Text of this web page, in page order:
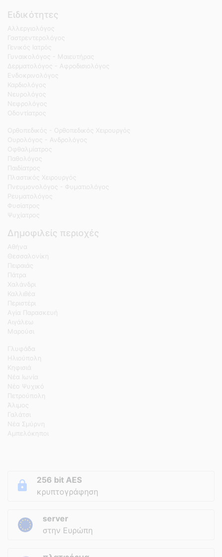
Ειδικότητες
Αλλεργιολόγος
Γαστρεντερολόγος
Γενικός Ιατρός
Γυναικολόγος - Μαιευτήρας
Δερματολόγος - Αφροδισιολόγος
Ενδοκρινολόγος
Καρδιολόγος
Νευρολόγος
Νεφρολόγος
Οδοντίατρος
Ορθοπεδικός - Ορθοπεδικός Χειρουργός
Ουρολόγος - Ανδρολόγος
Οφθαλμίατρος
Παθολόγος
Παιδίατρος
Πλαστικός Χειρουργός
Πνευμονολόγος - Φυματιολόγος
Ρευματολόγος
Φυσίατρος
Ψυχίατρος
Δημοφιλείς περιοχές
Αθήνα
Θεσσαλονίκη
Πειραιάς
Πάτρα
Χαλάνδρι
Καλλιθέα
Περιστέρι
Αγία Παρασκευή
Αιγάλεω
Μαρούσι
Γλυφάδα
Ηλιούπολη
Κηφισιά
Νέα Ιωνία
Νέο Ψυχικό
Πετρούπολη
Άλιμος
Γαλάτσι
Νέα Σμύρνη
Αμπελόκηποι
256 bit AES
κρυπτογράφηση
server
στην Ευρώπη